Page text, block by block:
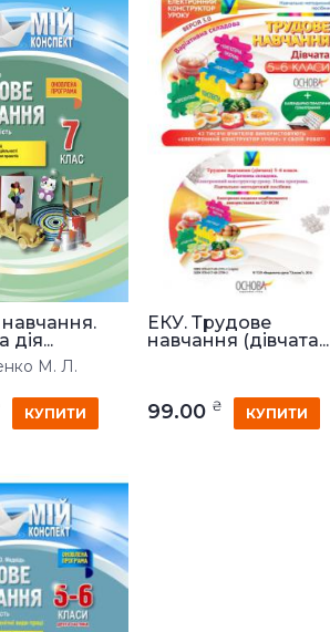
дія...
М. Л.
КУПИТИ
ЕКУ. Трудове
навчання (дівчата...
99.00 ₴ КУПИТИ